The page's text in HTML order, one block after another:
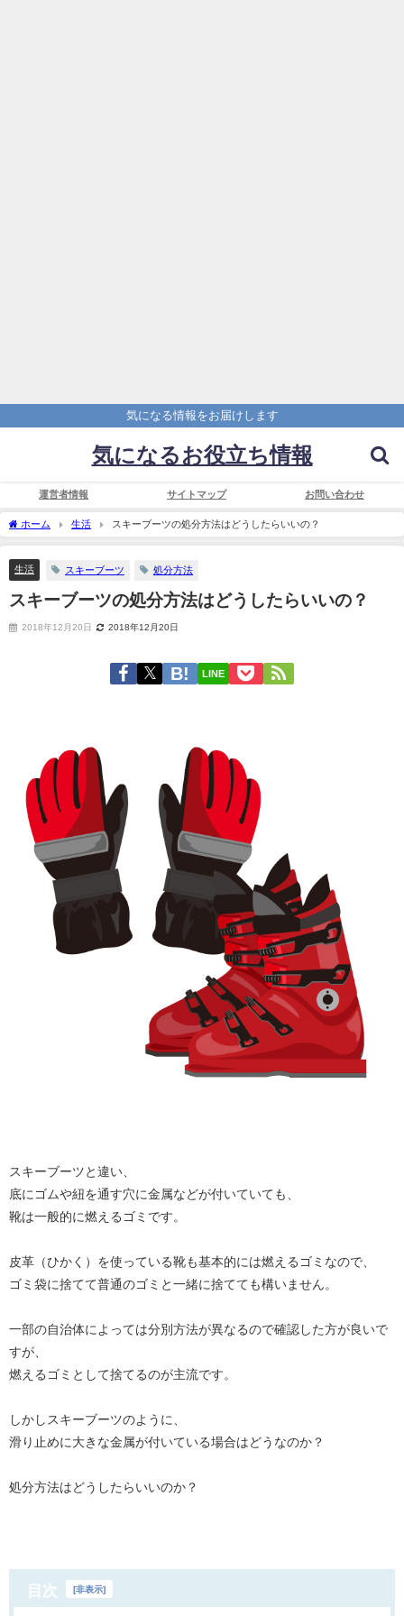
気になる情報をお届けします
気になるお役立ち情報
運営者情報 サイトマップ お問い合わせ
ホーム 生活 スキーブーツの処分方法はどうしたらいいの？
生活 スキーブーツ 処分方法
スキーブーツの処分方法はどうしたらいいの？
2018年12月20日 2018年12月20日
LINE
スキーブーツと違い、
底にゴムや紐を通す穴に金属などが付いていても、
靴は一般的に燃えるゴミです。
皮革（ひかく）を使っている靴も基本的には燃えるゴミなので、
ゴミ袋に捨てて普通のゴミと一緒に捨てても構いません。
一部の自治体によっては分別方法が異なるので確認した方が良いで
すが、
燃えるゴミとして捨てるのが主流です。
しかしスキーブーツのように、
滑り止めに大きな金属が付いている場合はどうなのか？
処分方法はどうしたらいいのか？
目次 [非表示]